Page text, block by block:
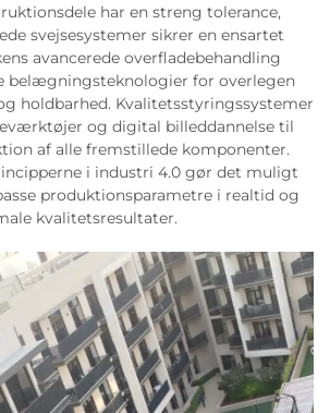
har en streng tolerance,
svejsesystemer sikrer en ensartet
avancerede overfladebehandling
belægningsteknologier for overlegen
holdbarhed. Kvalitetsstyringssystemer
og digital billeddannelse til
af alle fremstillede komponenter.
i industri 4.0 gør det muligt
produktionsparametre i realtid og
kvalitetsresultater.